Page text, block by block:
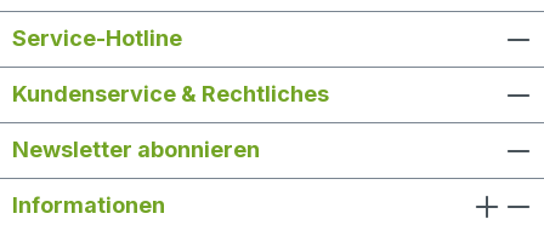
Service-Hotline
Kundenservice & Rechtliches
Newsletter abonnieren
Informationen